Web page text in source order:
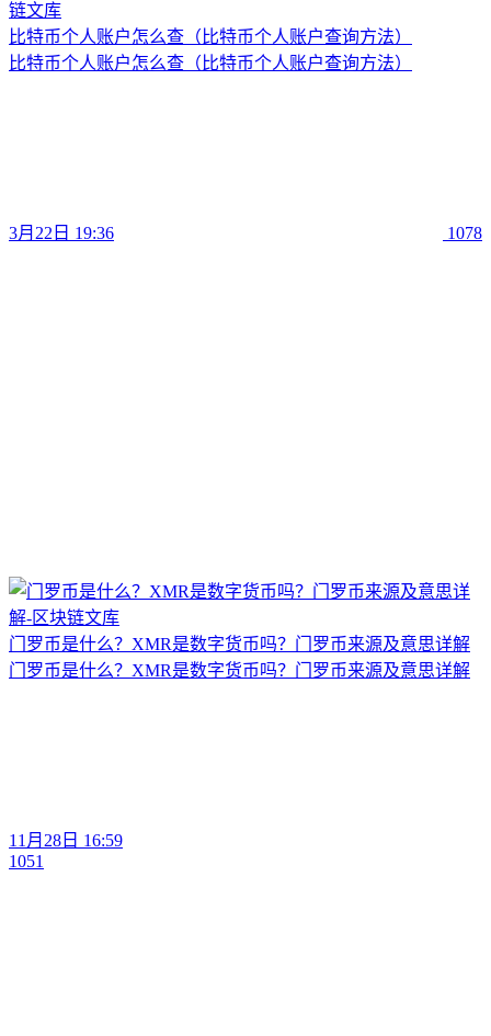
比特币个人账户怎么查（比特币个人账户查询方法）
比特币个人账户怎么查（比特币个人账户查询方法）
3月22日 19:36 1078
门罗币是什么？XMR是数字货币吗？门罗币来源及意思详解
门罗币是什么？XMR是数字货币吗？门罗币来源及意思详解
11月28日 16:59
1051